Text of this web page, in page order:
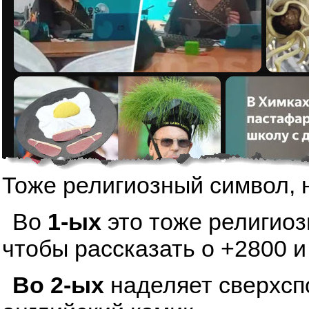
Тоже религиозный символ,
Во 1-ых это тоже
чтобы рассказать о +2800
Во 2-ых наделяет